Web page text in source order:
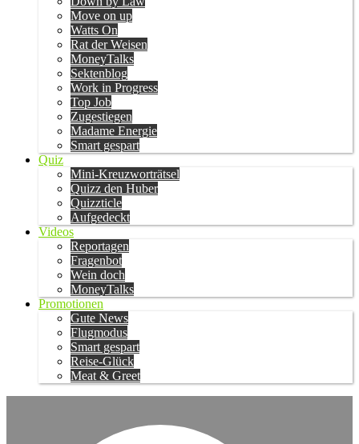
Move on up
Watts On
Rat der Weisen
MoneyTalks
Sektenblog
Work in Progress
Top Job
Zugestiegen
Madame Energie
Smart gespart
Quiz
Mini-Kreuzworträtsel
Quizz den Huber
Quizzticle
Aufgedeckt
Videos
Reportagen
Fragenbot
Wein doch
MoneyTalks
Promotionen
Gute News
Flugmodus
Smart gespart
Reise-Glück
Meat & Greet